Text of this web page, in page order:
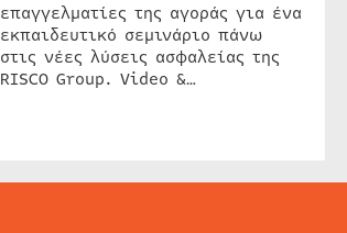
επαγγελματίες της αγοράς για ένα
εκπαιδευτικό σεμινάριο πάνω
στις νέες λύσεις ασφαλείας της
RISCO Group. Video &…